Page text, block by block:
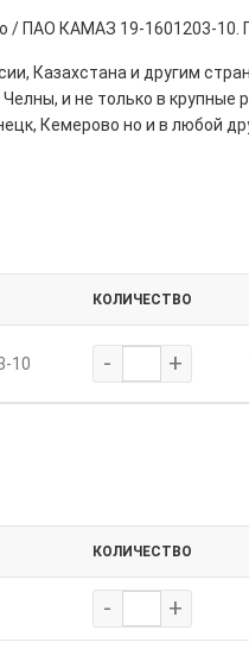
ПАО КАМАЗ 19-1601203-10.
Казахстана и другим
и не только в крупные
Кемерово но и в любой
КОЛИЧЕСТВО
10 - +
КОЛИЧЕСТВО
- +